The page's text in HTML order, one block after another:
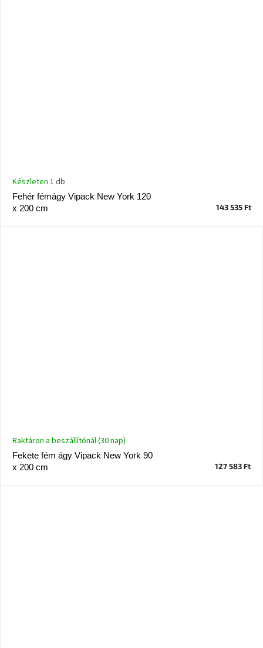
Fehér fémágy Vipack New York 120
x 200 cm
Készleten 1 db
143 535 Ft
Fekete fém ágy Vipack New York 90
x 200 cm
Raktáron a beszállítónál (30 nap)
127 583 Ft